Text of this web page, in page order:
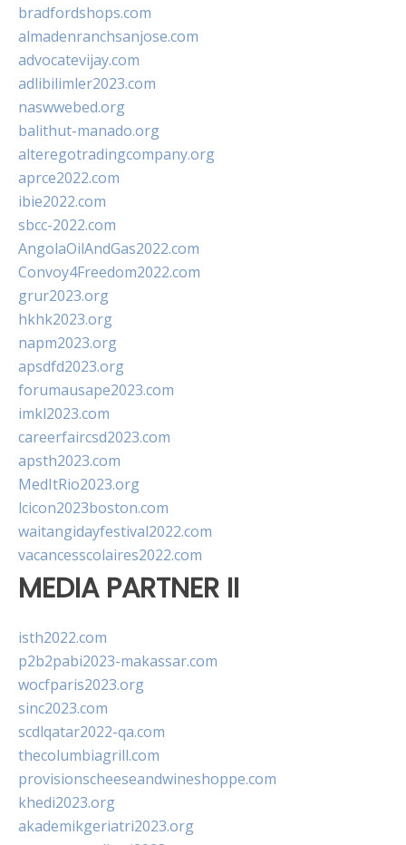
bradfordshops.com
almadenranchsanjose.com
advocatevijay.com
adlibilimler2023.com
naswwebed.org
balithut-manado.org
alteregotradingcompany.org
aprce2022.com
ibie2022.com
sbcc-2022.com
AngolaOilAndGas2022.com
Convoy4Freedom2022.com
grur2023.org
hkhk2023.org
napm2023.org
apsdfd2023.org
forumausape2023.com
imkl2023.com
careerfaircsd2023.com
apsth2023.com
MedItRio2023.org
lcicon2023boston.com
waitangidayfestival2022.com
vacancesscolaires2022.com
MEDIA PARTNER II
isth2022.com
p2b2pabi2023-makassar.com
wocfparis2023.org
sinc2023.com
scdlqatar2022-qa.com
thecolumbiagrill.com
provisionscheeseandwineshoppe.com
khedi2023.org
akademikgeriatri2023.org